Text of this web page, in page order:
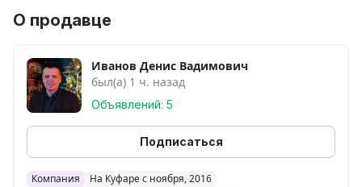
О продавце
Иванов Денис Вадимович
был(а) 1 ч. назад
Объявлений: 5
Подписаться
Компания
На Куфаре с ноября, 2016